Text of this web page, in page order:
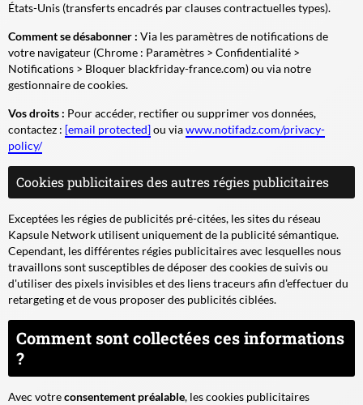
États-Unis (transferts encadrés par clauses contractuelles types).
Comment se désabonner : Via les paramètres de notifications de
votre navigateur (Chrome : Paramètres > Confidentialité >
Notifications > Bloquer blackfriday-france.com) ou via notre
gestionnaire de cookies.
Vos droits : Pour accéder, rectifier ou supprimer vos données,
contactez : [email protected]ou viawww.notifadz.com/privacy-
policy/
Cookies publicitaires des autres régies publicitaires
Exceptées les régies de publicités pré-citées, les sites du réseau
Kapsule Network utilisent uniquement de la publicité sémantique.
Cependant, les différentes régies publicitaires avec lesquelles nous
travaillons sont susceptibles de déposer des cookies de suivis ou
d'utiliser des pixels invisibles et des liens traceurs afin d'effectuer du
retargeting et de vous proposer des publicités ciblées.
Comment sont collectées ces informations
?
Avec votreconsentement préalable, les cookies publicitaires